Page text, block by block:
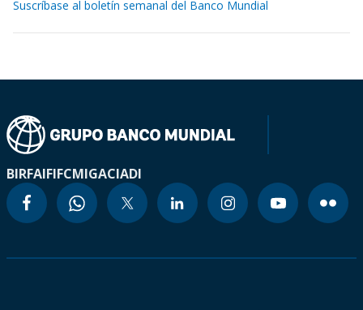
Suscríbase al boletín semanal del Banco Mundial
BIRFAIFIFCMIGACIADI